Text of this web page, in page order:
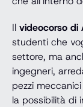
Il videocorso di
studenti che
settore, ma
ingegneri,
pezzi
la possibilità di